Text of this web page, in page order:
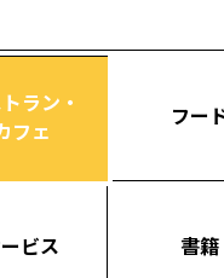
ラン・
フェ
フー
ビス 書籍